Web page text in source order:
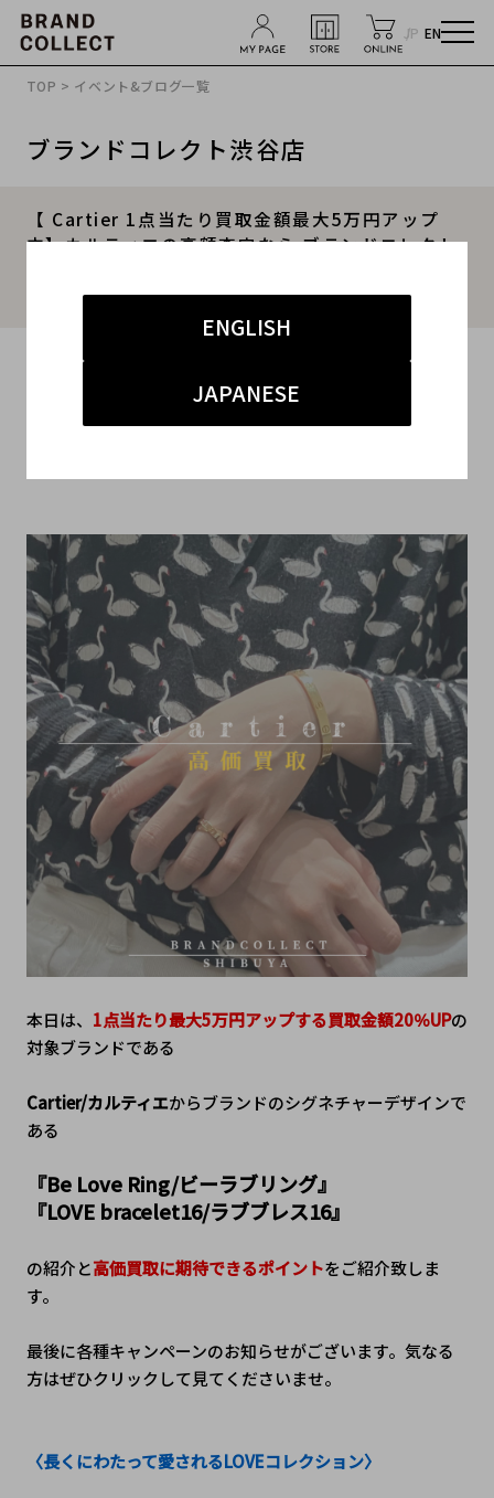
JP EN
ENGLISH
JAPANESE
TOP > イベント&ブログ一覧
ブランドコレクト渋谷店
【 Cartier 1点当たり買取金額最大5万円アップ
中】カルティエの高額査定なら ブランドコレクト
アでご売却を検討中の方にお勧めです！
2025.09.03
#渋谷店 #買取 #渋谷 ハイブランド
本日は、 1点当たり最大5万円アップする買取金額20％UPの
対象ブランドである
Cartier/カルティエからブランドのシグネチャーデザインで
ある
『Be Love Ring/ビーラブリング』
『LOVE bracelet16/ラブブレス16』
の紹介と高価買取に期待できるポイントをご紹介致しま
す。
最後に各種キャンペーンのお知らせがございます。気なる
方はぜひクリックして見てくださいませ。
〈長くにわたって愛されるLOVEコレクション〉